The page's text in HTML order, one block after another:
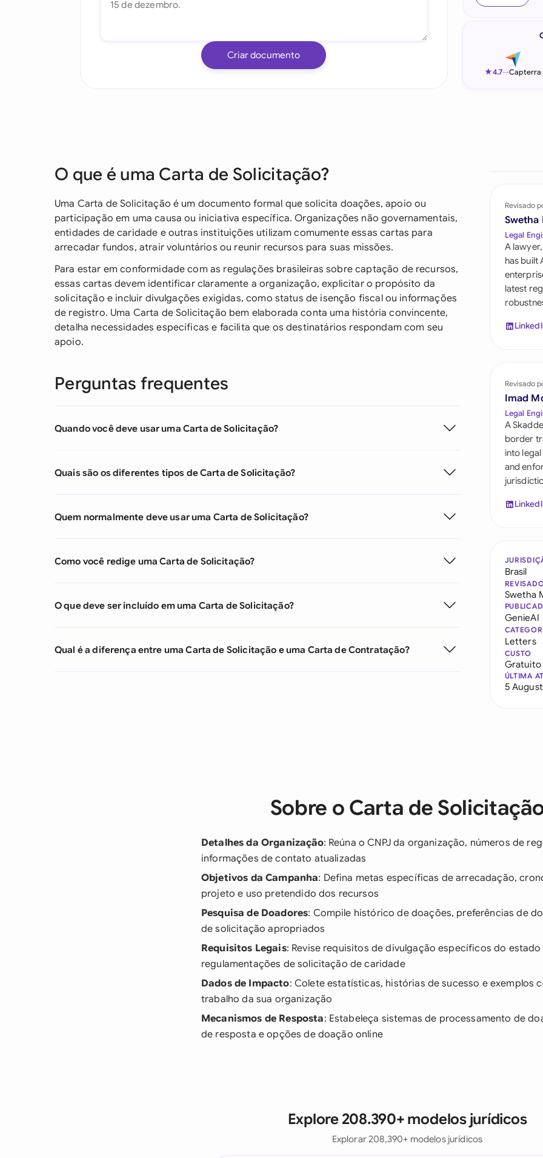
Italia
Philippines
Saudi Arabia
Singapore
South Africa
Switzerland
United Kingdom
United States
Criar documento
★4.7—Capterra
O que é uma Carta de Solicitação?
Uma Carta de Solicitação é um documento formal que solicita doações, apoio ou
participação em uma causa ou iniciativa específica. Organizações não governamentais,
entidades de caridade e outras instituições utilizam comumente essas cartas para
arrecadar fundos, atrair voluntários ou reunir recursos para suas missões.
Para estar em conformidade com as regulações brasileiras sobre captação de recursos,
essas cartas devem identificar claramente a organização, explicitar o propósito da
solicitação e incluir divulgações exigidas, como status de isenção fiscal ou informações
de registro. Uma Carta de Solicitação bem elaborada conta uma história convincente,
detalha necessidades específicas e facilita que os destinatários respondam com seu
apoio.
Perguntas frequentes
Quando você deve usar uma Carta de Solicitação?
Quais são os diferentes tipos de Carta de Solicitação?
Quem normalmente deve usar uma Carta de Solicitação?
Como você redige uma Carta de Solicitação?
O que deve ser incluído em uma Carta de Solicitação?
Qual é a diferença entre uma Carta de Solicitação e uma Carta de Contratação?
Revisado
Swetha
Legal
A
has built
latest
Revisado
Imad
Legal
A
border
into
and
Brasil
Swetha
GenieAI
Letters
CUSTO
Gratuito
ÚLTIMA
5
Sobre o Carta de
Detalhes da Organização: Reúna o CNPJ da organização, números de
informações de contato atualizadas
Objetivos da Campanha: Defina metas específicas de arrecadação,
projeto e uso pretendido dos recursos
Pesquisa de Doadores: Compile histórico de doações, preferências de
de solicitação apropriados
Requisitos Legais: Revise requisitos de divulgação específicos do estado
regulamentações de solicitação de caridade
Dados de Impacto: Colete estatísticas, histórias de sucesso e exemplos
trabalho da sua organização
Mecanismos de Resposta: Estabeleça sistemas de processamento de
de resposta e opções de doação online
Explore 208.390+ modelos jurídicos
Explorar 208,390+ modelos jurídicos